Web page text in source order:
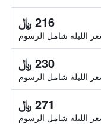
216 ﷼
الليلة شامل الرسوم
230 ﷼
الليلة شامل الرسوم
271 ﷼
الليلة شامل الرسوم